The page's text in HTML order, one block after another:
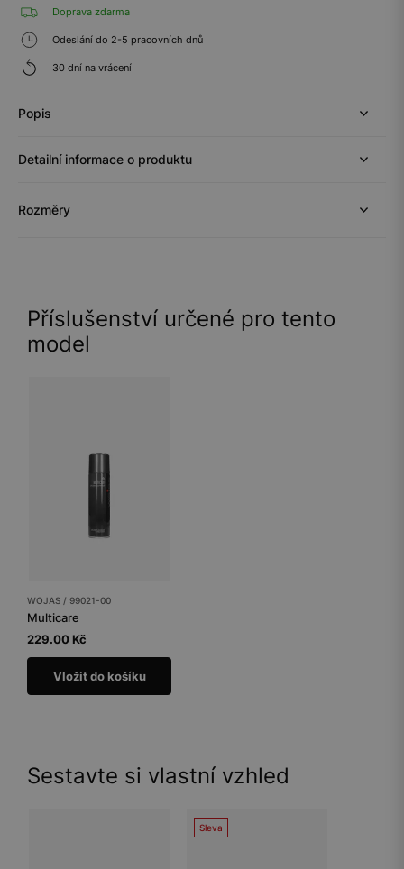
Doprava zdarma
Odeslání do 2-5 pracovních dnů
30 dní na vrácení
Popis
Detailní informace o produktu
Rozměry
Příslušenství určené pro tento
model
WOJAS / 99021-00
Multicare
229.00 Kč
Vložit do košíku
Sestavte si vlastní vzhled
Sleva